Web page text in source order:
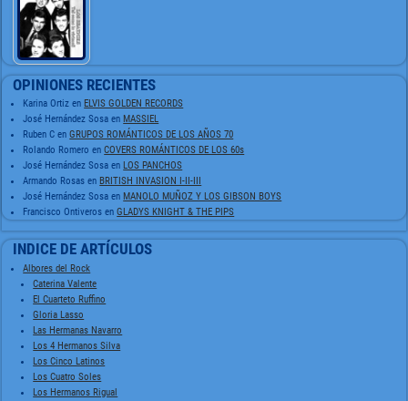
OPINIONES RECIENTES
Karina Ortiz en ELVIS GOLDEN RECORDS
José Hernández Sosa en MASSIEL
Ruben C enGRUPOS ROMÁNTICOS DE LOS AÑOS 70
Rolando Romero enCOVERS ROMÁNTICOS DE LOS 60s
José Hernández Sosa en LOS PANCHOS
Armando Rosas en BRITISH INVASION I-II-III
José Hernández Sosa en MANOLO MUÑOZ Y LOS GIBSON BOYS
Francisco Ontiveros enGLADYS KNIGHT & THE PIPS
INDICE DE ARTÍCULOS
Albores del Rock
Caterina Valente
El Cuarteto Ruffino
Gloria Lasso
Las Hermanas Navarro
Los 4 Hermanos Silva
Los Cinco Latinos
Los Cuatro Soles
Los Hermanos Rigual